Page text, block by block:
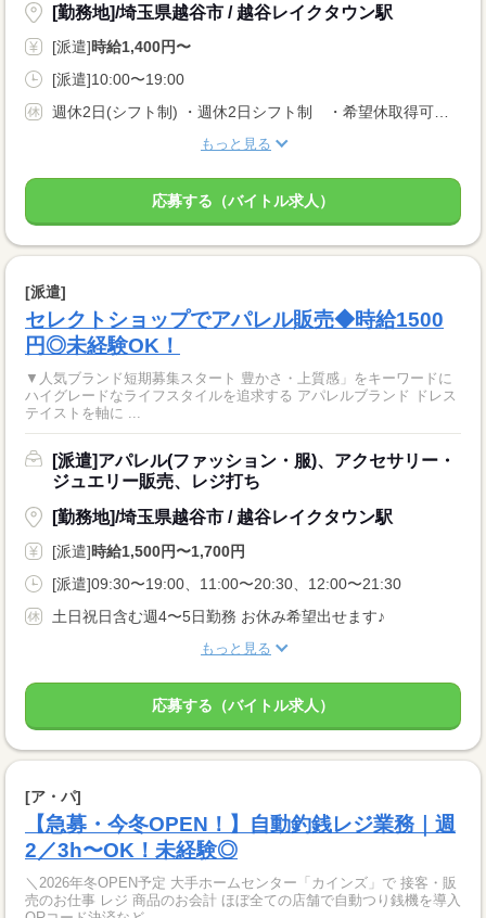
[勤務地]/埼玉県越谷市 / 越谷レイクタウン駅
[派遣]時給1,400円〜
[派遣]10:00〜19:00
週休2日(シフト制) ・週休2日シフト制 ・希望休取得可（月3日まで） ・年次有給休暇あり（半年後付与）
もっと見る
応募する（バイトル求人）
[派遣]
セレクトショップでアパレル販売◆時給1500
円◎未経験OK！
▼人気ブランド短期募集スタート 豊かさ・上質感」をキーワードに
ハイグレードなライフスタイルを追求する アパレルブランド ドレス
テイストを軸に ...
[派遣]アパレル(ファッション・服)、アクセサリー・
ジュエリー販売、レジ打ち
[勤務地]/埼玉県越谷市 / 越谷レイクタウン駅
[派遣]時給1,500円〜1,700円
[派遣]09:30〜19:00、11:00〜20:30、12:00〜21:30
土日祝日含む週4〜5日勤務 お休み希望出せます♪
もっと見る
応募する（バイトル求人）
[ア・パ]
【急募・今冬OPEN！】自動釣銭レジ業務｜週
2／3h〜OK！未経験◎
＼2026年冬OPEN予定 大手ホームセンター「カインズ」で 接客・販
売のお仕事 レジ 商品のお会計 ほぼ全ての店舗で自動つり銭機を導入